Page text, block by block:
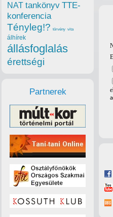
NAT tankönyv TTE-
konferencia
Tényleg!? törvény vita
álhírek
állásfoglalás
érettségi
Partnerek